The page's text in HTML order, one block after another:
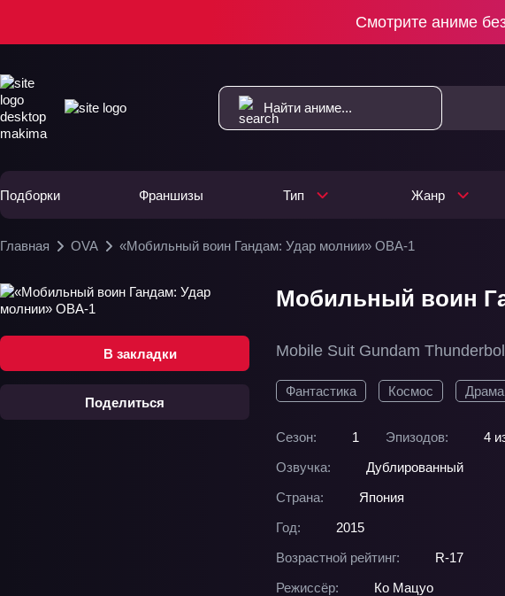
Смотрите аниме
Подборки Франшизы Тип Жанр
Главная OVA «Мобильный воин Гандам: Удар молнии» ОВА-1
В закладки
Поделиться
Мобильный воин
Mobile Suit Gundam
Фантастика Космос Драма
Сезон: 1 Эпизодов:
4
Озвучка:
Дублированный
Страна:
Япония
Год:
2015
Возрастной рейтинг:
R-17
Режиссёр:
Ко Мацуо